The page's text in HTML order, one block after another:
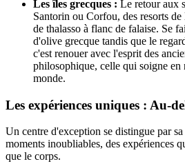
Les îles grecques : Le retour aux
Santorin ou Corfou, des resorts
de thalasso à flanc de falaise. Se
d'olive grecque tandis que le
c'est renouer avec l'esprit des
philosophique, celle qui soigne en
monde.
Les expériences uniques : Au-
Un centre d'exception se distingue par sa
moments inoubliables, des expériences
que le corps.